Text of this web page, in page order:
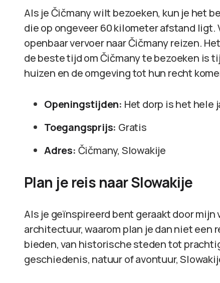
Als je Čičmany wilt bezoeken, kun je het
die op ongeveer 60 kilometer afstand
openbaar vervoer naar Čičmany reizen.
de beste tijd om Čičmany te bezoeken is
huizen en de omgeving tot hun recht
Openingstijden: Het dorp is het hele
Toegangsprijs: Gratis
Adres: Čičmany, Slowakije
Plan je reis naar Slowakije
Als je geïnspireerd bent geraakt door
architectuur, waarom plan je dan niet een
bieden, van historische steden tot
geschiedenis, natuur of avontuur,